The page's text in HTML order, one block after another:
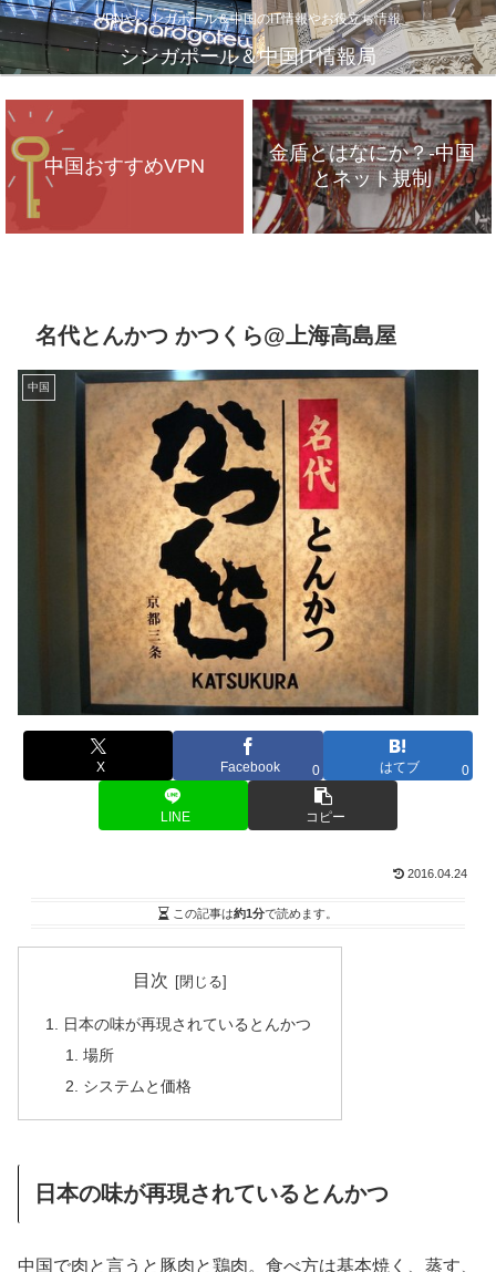
VPNやシンガポール＆中国のIT情報やお役立ち情報
シンガポール＆中国IT情報局
中国おすすめVPN
金盾とはなにか？-中国
とネット規制
名代とんかつ かつくら@上海高島屋
中国
X Facebook 0 はてブ 0
LINE コピー
2016.04.24
この記事は約1分で読めます。
目次
日本の味が再現されているとんかつ
場所
システムと価格
日本の味が再現されているとんかつ
中国で肉と言うと豚肉と鶏肉。食べ方は基本焼く、蒸す、